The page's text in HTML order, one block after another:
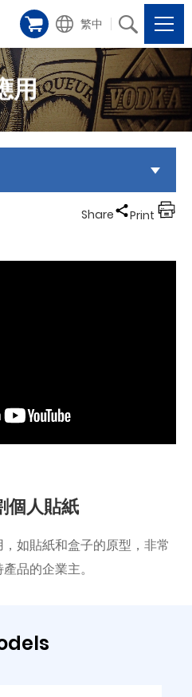
繁中
用
Share Print
個人貼紙
如貼紙和盒子的原型，非常
品的企業主。